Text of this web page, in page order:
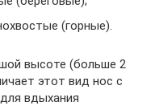
(горные).
высоте (больше 2
этот вид нос с
вдыхания